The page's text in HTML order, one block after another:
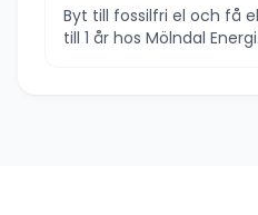
Byt till fossilfri el och få
till 1 år hos Mölndal Energi.